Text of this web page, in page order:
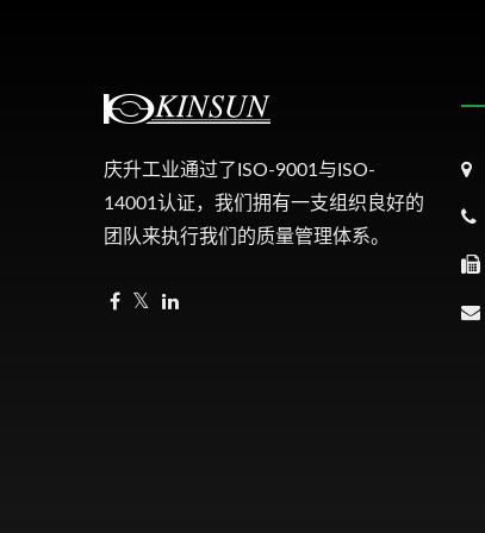
庆升工业通过了ISO-9001与ISO-
14001认证，我们拥有一支组织良好的
团队来执行我们的质量管理体系。